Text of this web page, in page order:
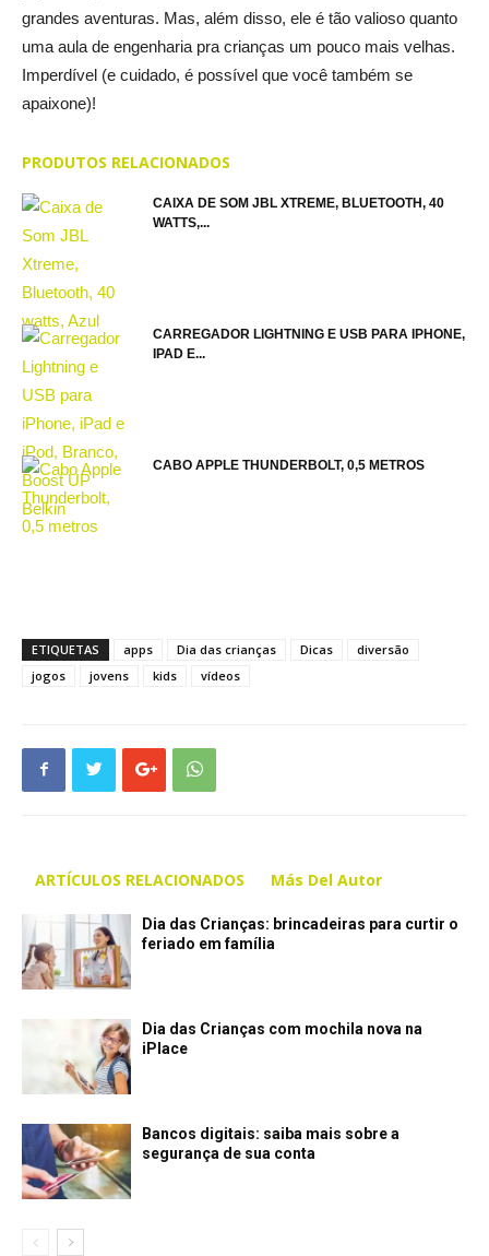
grandes aventuras. Mas, além disso, ele é tão valioso quanto
uma aula de engenharia pra crianças um pouco mais velhas.
Imperdível (e cuidado, é possível que você também se
apaixone)!
PRODUTOS RELACIONADOS
CAIXA DE SOM JBL XTREME, BLUETOOTH, 40
WATTS,...
CARREGADOR LIGHTNING E USB PARA IPHONE,
IPAD E...
CABO APPLE THUNDERBOLT, 0,5 METROS
ETIQUETAS apps Dia das crianças Dicas
diversão
jogos
jovens kids vídeos
ARTÍCULOS RELACIONADOS Más Del Autor
Dia das Crianças: brincadeiras para curtir o
feriado em família
Dia das Crianças com mochila nova na
iPlace
Bancos digitais: saiba mais sobre a
segurança de sua conta